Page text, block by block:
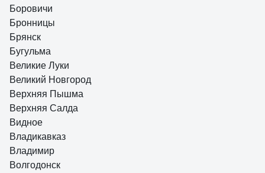
Боровичи
Бронницы
Брянск
Бугульма
Великие Луки
Великий Новгород
Верхняя Пышма
Верхняя Салда
Видное
Владикавказ
Владимир
Волгодонск